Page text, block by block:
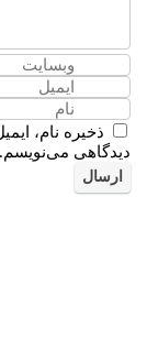
ذخیره نام،
دیدگاهی می‌نویسم.